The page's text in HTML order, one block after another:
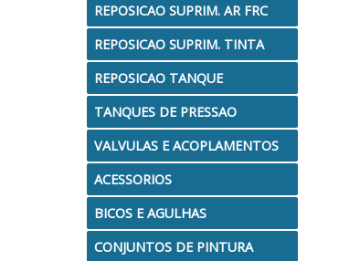
REPOSICAO SUPRIM. AR FRC
REPOSICAO SUPRIM. TINTA
REPOSICAO TANQUE
TANQUES DE PRESSAO
VALVULAS E ACOPLAMENTOS
ACESSORIOS
BICOS E AGULHAS
CONJUNTOS DE PINTURA